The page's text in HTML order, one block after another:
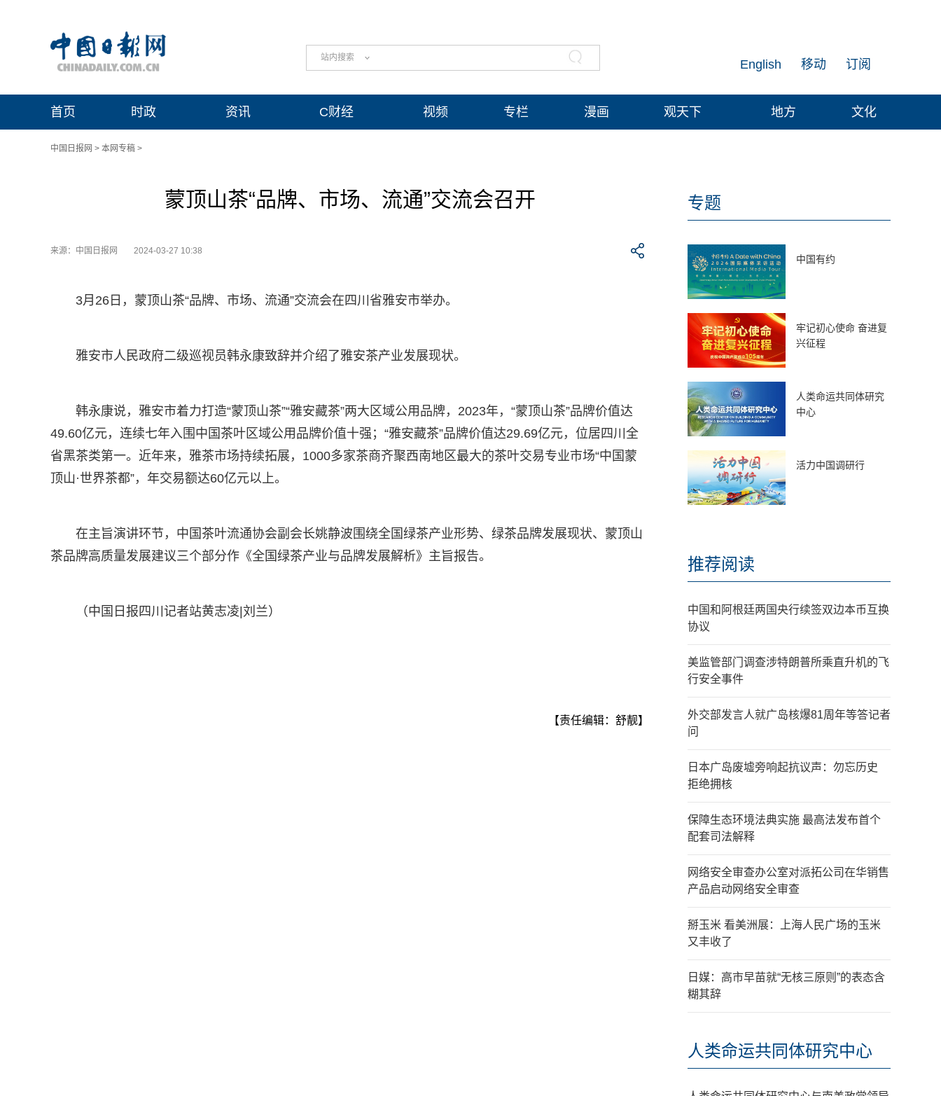
站内搜索 订阅
移动
English
首页 时政 资讯 C财经 视频 专栏 漫画 观天下 地方 文化
中国日报网 > 本网专稿 >
蒙顶山茶“品牌、市场、流通”交流会召开
来源：中国日报网 2024-03-27 10:38
3月26日，蒙顶山茶“品牌、市场、流通”交流会在四川省雅安市举办。
雅安市人民政府二级巡视员韩永康致辞并介绍了雅安茶产业发展现状。
韩永康说，雅安市着力打造“蒙顶山茶”“雅安藏茶”两大区域公用品牌，2023年，“蒙顶山茶”品牌价值达
49.60亿元，连续七年入围中国茶叶区域公用品牌价值十强；“雅安藏茶”品牌价值达29.69亿元，位居四川全
省黑茶类第一。近年来，雅茶市场持续拓展，1000多家茶商齐聚西南地区最大的茶叶交易专业市场“中国蒙
顶山·世界茶都”，年交易额达60亿元以上。
在主旨演讲环节，中国茶叶流通协会副会长姚静波围绕全国绿茶产业形势、绿茶品牌发展现状、蒙顶山
茶品牌高质量发展建议三个部分作《全国绿茶产业与品牌发展解析》主旨报告。
（中国日报四川记者站黄志凌|刘兰）
【责任编辑：舒靓】
专题
中国有约
牢记初心使命 奋进复
兴征程
人类命运共同体研究
中心
活力中国调研行
推荐阅读
中国和阿根廷两国央行续签双边本币互换
协议
美监管部门调查涉特朗普所乘直升机的飞
行安全事件
外交部发言人就广岛核爆81周年等答记者
问
日本广岛废墟旁响起抗议声：勿忘历史
拒绝拥核
保障生态环境法典实施 最高法发布首个
配套司法解释
网络安全审查办公室对派拓公司在华销售
产品启动网络安全审查
掰玉米 看美洲展：上海人民广场的玉米
又丰收了
日媒：高市早苗就“无核三原则”的表态含
糊其辞
人类命运共同体研究中心